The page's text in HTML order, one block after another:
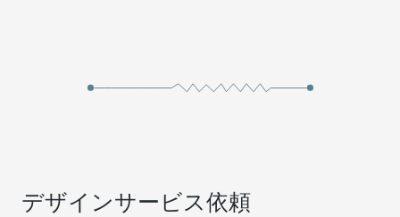
デザインサービス依頼